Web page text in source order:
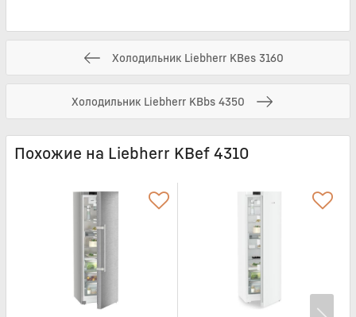
Холодильник Liebherr KBes 3160
Холодильник Liebherr KBbs 4350
Похожие на Liebherr KBef 4310